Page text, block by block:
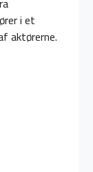
i et
aktørerne.